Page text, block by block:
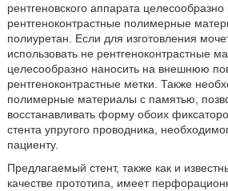
рентгеновского аппарата целесообразно
рентгеноконтрастные полимерные
полиуретан. Если для изготовления
использовать не рентгеноконтрастные
целесообразно наносить на внешнюю
рентгеноконтрастные метки. Также
полимерные материалы с памятью,
восстанавливать форму обоих
стента упругого проводника,
пациенту.
Предлагаемый стент, также как и
качестве прототипа, имеет